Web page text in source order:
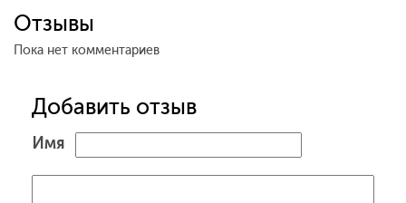
Отзывы
Пока нет комментариев
Добавить отзыв
Имя